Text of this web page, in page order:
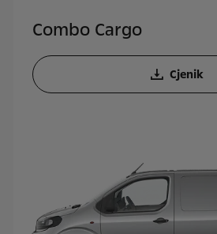
Combo Cargo
Cjenik